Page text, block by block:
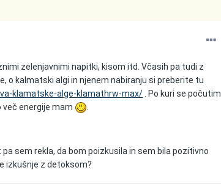
zelenjavnimi napitki, kisom itd. Včasih pa tudi z
o kalmatski algi in njenem nabiranju si preberite tu
klamatske-alge-klamathrw-max/ . Po kuri se počutim
več energije mam
sem rekla, da bom poizkusila in sem bila pozitivno
izkušnje z detoksom?